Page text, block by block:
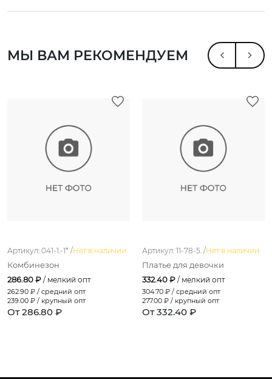
МЫ ВАМ РЕКОМЕНДУЕМ
Артикул: 041-1.-1* /Нет в наличии
Комбинезон
286.80 ₽ / мелкий опт
262.90 ₽ / средний опт
239.00 ₽ / крупный опт
От 286.80 ₽
Артикул: 11-78-5. /Нет в наличии
Платье для девочки
332.40 ₽ / мелкий опт
304.70 ₽ / средний опт
277.00 ₽ / крупный опт
От 332.40 ₽